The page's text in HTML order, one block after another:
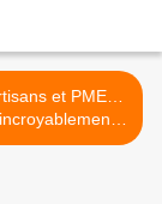
et PME…
ringard » ? >